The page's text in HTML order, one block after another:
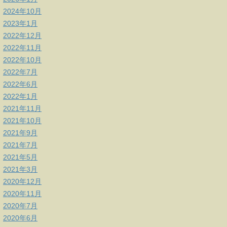
2024年10月
2023年1月
2022年12月
2022年11月
2022年10月
2022年7月
2022年6月
2022年1月
2021年11月
2021年10月
2021年9月
2021年7月
2021年5月
2021年3月
2020年12月
2020年11月
2020年7月
2020年6月